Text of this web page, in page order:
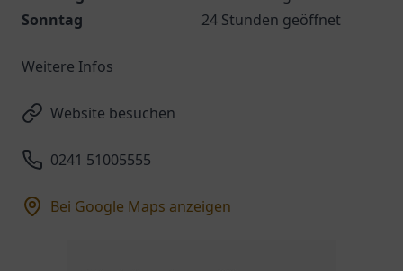
Sonntag
24 Stunden geöffnet
Weitere Infos
Website besuchen
0241 51005555
Bei Google Maps anzeigen